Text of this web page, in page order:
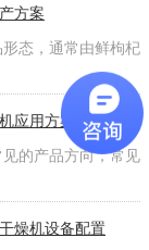
方案
态，通常由鲜枸杞
应用方案
的产品方向，常见
燥机设备配置